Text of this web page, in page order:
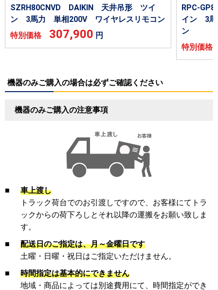
SZRH80CNVD DAIKIN 天井吊形 ツイ
ン 3馬力 単相200V ワイヤレスリモコン
特別価格 307,900 円
RPC-
イン 3馬
ン
特別価
機器のみご購入の場合は必ずご確認ください
機器のみご購入の注意事項
■
車上渡し
トラック荷台でのお引渡しですので、お客様にてトラ
ックからの荷下ろしとそれ以降の運搬をお願い致しま
す。
■
配送日のご指定は、月～金曜日です
土曜・日曜・祝日はご指定いただけません。
■
時間指定は基本的にできません
地域・商品によっては別途費用にて、時間指定ができ